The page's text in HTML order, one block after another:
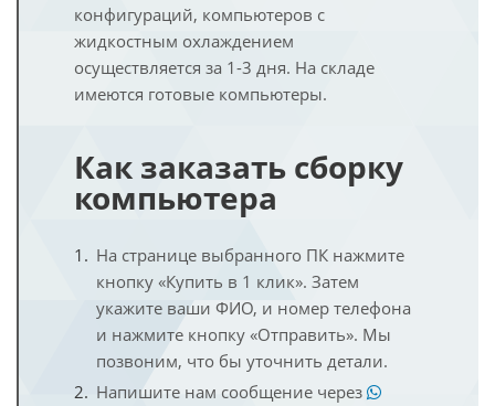
конфигураций, компьютеров с
жидкостным охлаждением
осуществляется за 1-3 дня. На складе
имеются готовые компьютеры.
Как заказать сборку
компьютера
На странице выбранного ПК нажмите
кнопку «Купить в 1 клик». Затем
укажите ваши ФИО, и номер телефона
и нажмите кнопку «Отправить». Мы
позвоним, что бы уточнить детали.
Напишите нам сообщение через